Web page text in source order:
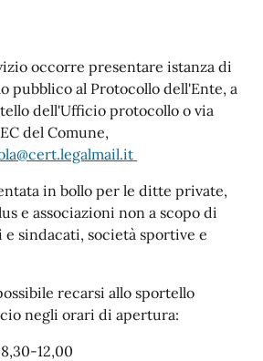
occorre presentare istanza di
pubblico al Protocollo dell'Ente, a
dell'Ufficio protocollo o via
del Comune,
in bollo per le ditte private,
e associazioni non a scopo di
sindacati, società sportive e
recarsi allo sportello
negli orari di apertura:
12,00